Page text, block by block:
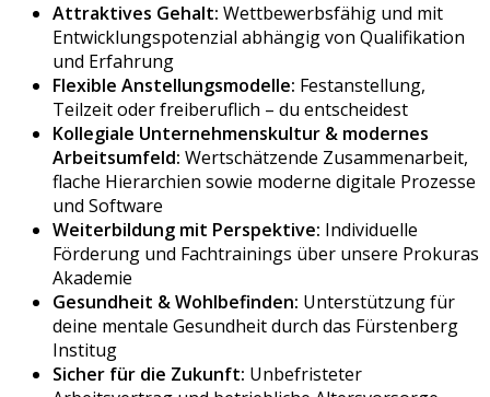
Attraktives Gehalt: Wettbewerbsfähig und mit
Entwicklungspotenzial abhängig von Qualifikation
und Erfahrung
Flexible Anstellungsmodelle: Festanstellung,
Teilzeit oder freiberuflich – du entscheidest
Kollegiale Unternehmenskultur & modernes
Arbeitsumfeld: Wertschätzende Zusammenarbeit,
flache Hierarchien sowie moderne digitale Prozesse
und Software
Weiterbildung mit Perspektive: Individuelle
Förderung und Fachtrainings über unsere Prokuras
Akademie
Gesundheit & Wohlbefinden: Unterstützung für
deine mentale Gesundheit durch das Fürstenberg
Institug
Sicher für die Zukunft: Unbefristeter